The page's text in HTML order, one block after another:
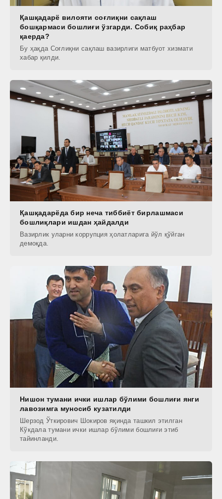
Қашқадарё вилояти соғлиқни сақлаш
бошқармаси бошлиғи ўзгарди. Собиқ раҳбар
қаерда?
Бу ҳақда Соғлиқни сақлаш вазирлиги матбуот хизмати
хабар қилди.
Қашқадарёда бир неча тиббиёт бирлашмаси
бошлиқлари ишдан ҳайдалди
Вазирлик уларни коррупция ҳолатларига йўл қўйган
демоқда.
Нишон тумани ички ишлар бўлими бошлиғи янги
лавозимга муносиб кузатилди
Шерзод Ўткирович Шокиров яқинда ташкил этилган
Кўкдала тумани ички ишлар бўлими бошлиғи этиб
тайинланди.